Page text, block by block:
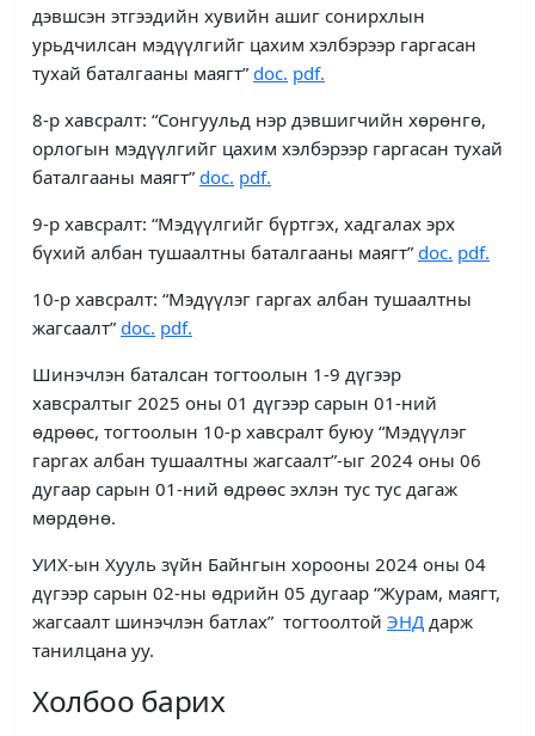
дэвшсэн этгээдийн хувийн ашиг сонирхлын
урьдчилсан мэдүүлгийг цахим хэлбэрээр гаргасан
тухай баталгааны маягт” doc. pdf.
8-р хавсралт: “Сонгуульд нэр дэвшигчийн хөрөнгө,
орлогын мэдүүлгийг цахим хэлбэрээр гаргасан тухай
баталгааны маягт” doc. pdf.
9-р хавсралт: “Мэдүүлгийг бүртгэх, хадгалах эрх
бүхий албан тушаалтны баталгааны маягт” doc. pdf.
10-р хавсралт: “Мэдүүлэг гаргах албан тушаалтны
жагсаалт” doc. pdf.
Шинэчлэн баталсан тогтоолын 1-9 дүгээр
хавсралтыг 2025 оны 01 дүгээр сарын 01-ний
өдрөөс, тогтоолын 10-р хавсралт буюу “Мэдүүлэг
гаргах албан тушаалтны жагсаалт”-ыг 2024 оны 06
дугаар сарын 01-ний өдрөөс эхлэн тус тус дагаж
мөрдөнө.
УИХ-ын Хууль зүйн Байнгын хорооны 2024 оны 04
дүгээр сарын 02-ны өдрийн 05 дугаар “Журам, маягт,
жагсаалт шинэчлэн батлах” тогтоолтой ЭНД дарж
танилцана уу.
Холбоо барих